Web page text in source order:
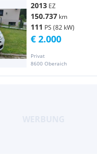
2013 EZ
150.737 km
111 PS (82 kW)
Privat
8600 Oberaich
€ 2.000